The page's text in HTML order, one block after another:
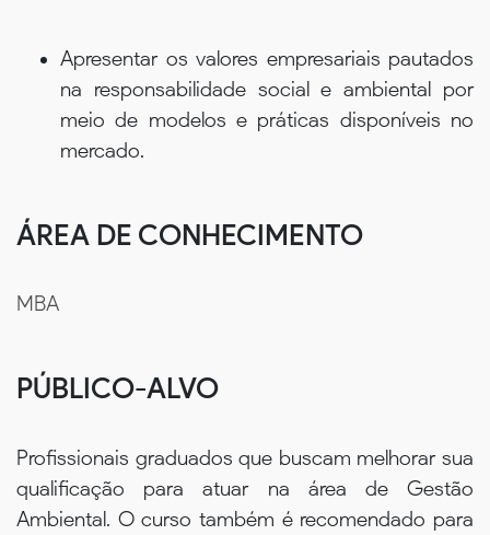
Apresentar os valores empresariais pautados
na responsabilidade social e ambiental por
meio de modelos e práticas disponíveis no
mercado.
ÁREA DE CONHECIMENTO
MBA
PÚBLICO-ALVO
Profissionais graduados que buscam melhorar sua
qualificação para atuar na área de Gestão
Ambiental. O curso também é recomendado para